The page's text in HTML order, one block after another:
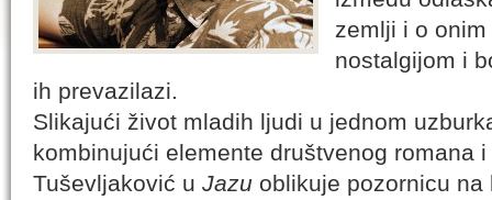
zemlji i o
nostalgijom i
ih prevazilazi.
Slikajući život mladih ljudi u jednom
kombinujući elemente društvenog romana
Tuševljaković u Jazu oblikuje pozornicu